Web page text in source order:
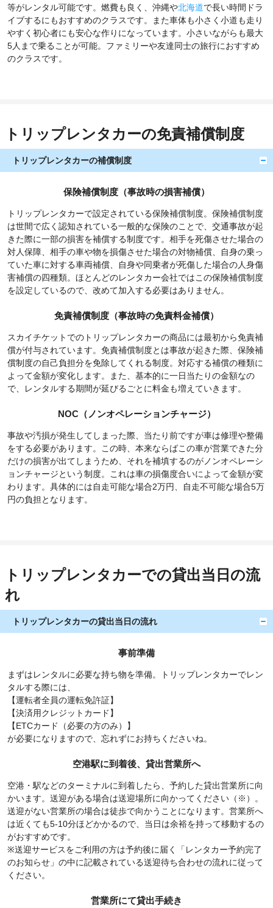
等がレンタル可能です。燃費も良く、沖縄や北海道で長い時間ドラ
イブするにもおすすめのクラスです。また車体も小さく小道も走り
やすく初心者にも安心な作りになっています。小さいながらも最大
5人まで乗ることが可能。ファミリーや友達同士の旅行におすすめ
のクラスです。
トリップレンタカーの免責補償制度
トリップレンタカーの補償制度
保険補償制度（事故時の損害補償）
トリップレンタカーで設定されている保険補償制度。保険補償制度
は世間で広く認知されている一般的な保険のことで、交通事故が起
きた際に一部の損害を補償する制度です。相手を死傷させた場合の
対人保障、相手の車や物を損傷させた場合の対物補償、自身の乗っ
ていた車に対する車両補償、自身や同乗者が死傷した場合の人身傷
害補償の四種類。ほとんどのレンタカー会社ではこの保険補償制度
を設定しているので、改めて加入する必要はありません。
免責補償制度（事故時の免責料金補償）
スカイチケットでのトリップレンタカーの商品には最初から免責補
償が付与されています。免責補償制度とは事故が起きた際、保険補
償制度の自己負担分を免除してくれる制度。対応する補償の種類に
よって金額が変化します。また、基本的に一日当たりの金額なの
で、レンタルする期間が延びるごとに料金も増えていきます。
NOC（ノンオペレーションチャージ）
事故や汚損が発生してしまった際、当たり前ですが車は修理や整備
をする必要があります。この時、本来ならばこの車が営業できた分
だけの損害が出てしまうため、それを補填するのがノンオペレーシ
ョンチャージという制度。これは車の損傷度合いによって金額が変
わります。具体的には自走可能な場合2万円、自走不可能な場合5万
円の負担となります。
トリップレンタカーでの貸出当日の流
れ
トリップレンタカーの貸出当日の流れ
事前準備
まずはレンタルに必要な持ち物を準備。トリップレンタカーでレン
タルする際には、
【運転者全員の運転免許証】
【決済用クレジットカード】
【ETCカード（必要の方のみ）】
が必要になりますので、忘れずにお持ちくださいね。
空港駅に到着後、貸出営業所へ
空港・駅などのターミナルに到着したら、予約した貸出営業所に向
かいます。送迎がある場合は送迎場所に向かってください（※）。
送迎がない営業所の場合は徒歩で向かうことになります。営業所へ
は近くても5-10分ほどかかるので、当日は余裕を持って移動するの
がおすすめです。
※送迎サービスをご利用の方は予約後に届く「レンタカー予約完了
のお知らせ」の中に記載されている送迎待ち合わせの流れに従って
ください。
営業所にて貸出手続き